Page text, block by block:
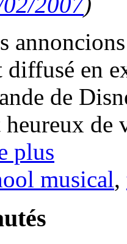
en
de
plus
musical,